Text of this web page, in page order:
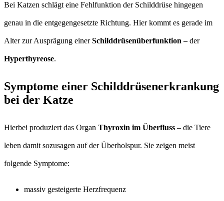
Bei Katzen schlägt eine Fehlfunktion der Schilddrüse hingegen
genau in die entgegengesetzte Richtung. Hier kommt es gerade im
Alter zur Ausprägung einerSchilddrüsenüberfunktion – der
Hyperthyreose.
Symptome einer Schilddrüsenerkrankung
bei der Katze
Hierbei produziert das Organ Thyroxin im Überfluss – die Tiere
leben damit sozusagen auf der Überholspur. Sie zeigen meist
folgende Symptome:
massiv gesteigerte Herzfrequenz